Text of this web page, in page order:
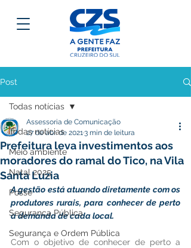
Post
Todas notícias
Meio ambiente
Natal 2025
Posse
Segurança Pública
Segurança e Ordem Pública
Todas notícias
Prefeitura leva investimentos aos
moradores do ramal do Tico, na Vila
Santa Luzia
Assessoria de Comunicação
27 de abr. de 20213 min de leitura
A gestão está atuando diretamente com os
produtores rurais, para conhecer de perto
a demanda de cada local.
Com o objetivo de conhecer de perto a